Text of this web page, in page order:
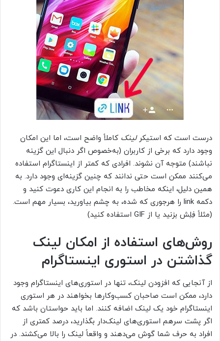
درست است که استیکرلینک کاملاً واضح است، اما این امکان
وجود دارد که برخی از کاربران (به‌خصوص اگر دنبال این گزینه
نباشند) متوجه آن نشوند. افرادی که کمتر از اینستاگرام استفاده
می‌کنند ممکن است حتی ندانند که چنین گزینه‌ای وجود دارد. به
همین دلیل، اینکه مخاطب را به انجام این کاری دعوت کنید و
دکمه link را هرجوری که شده، به چشم بیاورید، بسیار مهم است.
(مثلاً فِلِش بزنید یا از GIF استفاده کنید)
روش‌های استفاده از امکان لینک
گذاشتن در استوری اینستاگرام
از آنجایی که افزودن لینک، تنها در استوری‌های اینستاگرام وجود
دارد، ممکن است صاحبان کسب‌و‌کارها بخواهند در هر استوری
اینستاگرام خود یک لینک اضافه کنند. اما باید حواستان باشد که
اگر پشت سرهم استوری‌های لینک‌دار بگذارید، درصد کمتری از
افراد به حرف شما گوش می‌دهند و واقعاً لینک را بالا می‌کشند. در